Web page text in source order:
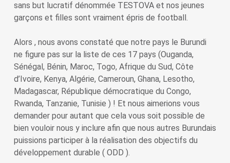
sans but lucratif dénommée TESTOVA et nos jeunes
garçons et filles sont vraiment épris de football.
Alors , nous avons constaté que notre pays le Burundi
ne figure pas sur la liste de ces 17 pays (Ouganda,
Sénégal, Bénin, Maroc, Togo, Afrique du Sud, Côte
d’Ivoire, Kenya, Algérie, Cameroun, Ghana, Lesotho,
Madagascar, République démocratique du Congo,
Rwanda, Tanzanie, Tunisie ) ! Et nous aimerions vous
demander pour autant que cela vous soit possible de
bien vouloir nous y inclure afin que nous autres Burundais
puissions participer à la réalisation des objectifs du
développement durable ( ODD ).